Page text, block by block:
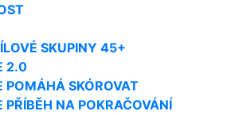
SKUPINY 45+
2.0
POMÁHÁ SKÓROVAT
PŘÍBĚH NA POKRAČOVÁNÍ